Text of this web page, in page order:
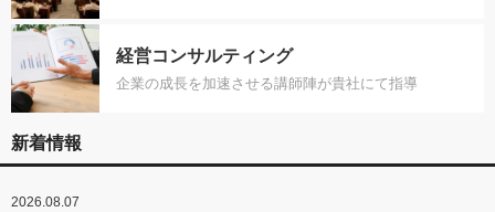
経営コンサルティング
企業の成長を加速させる講師陣が貴社にて指導
新着情報
2026.08.07